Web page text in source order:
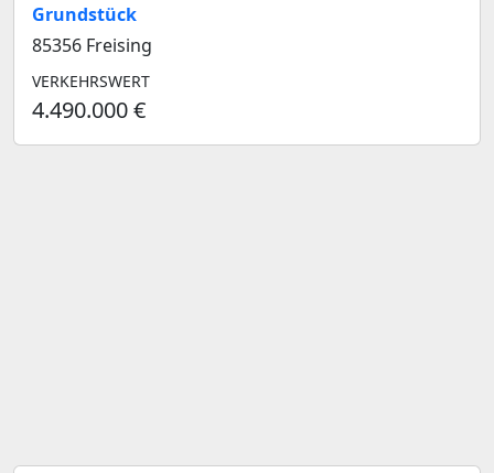
Grundstück
85356 Freising
VERKEHRSWERT
4.490.000 €